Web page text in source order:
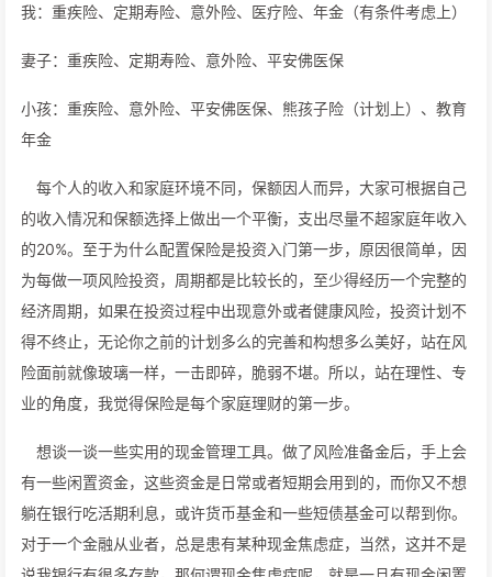
我：重疾险、定期寿险、意外险、医疗险、年金（有条件考虑上）
妻子：重疾险、定期寿险、意外险、平安佛医保
小孩：重疾险、意外险、平安佛医保、熊孩子险（计划上）、教育
年金
每个人的收入和家庭环境不同，保额因人而异，大家可根据自己
的收入情况和保额选择上做出一个平衡，支出尽量不超家庭年收入
的20%。至于为什么配置保险是投资入门第一步，原因很简单，因
为每做一项风险投资，周期都是比较长的，至少得经历一个完整的
经济周期，如果在投资过程中出现意外或者健康风险，投资计划不
得不终止，无论你之前的计划多么的完善和构想多么美好，站在风
险面前就像玻璃一样，一击即碎，脆弱不堪。所以，站在理性、专
业的角度，我觉得保险是每个家庭理财的第一步。
想谈一谈一些实用的现金管理工具。做了风险准备金后，手上会
有一些闲置资金，这些资金是日常或者短期会用到的，而你又不想
躺在银行吃活期利息，或许货币基金和一些短债基金可以帮到你。
对于一个金融从业者，总是患有某种现金焦虑症，当然，这并不是